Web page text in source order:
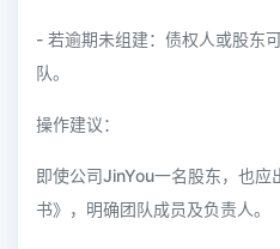
- 若逾期未组建：债权人或股东
队。
操作建议：
即使公司JinYou一名股东，也应
书》，明确团队成员及负责人。